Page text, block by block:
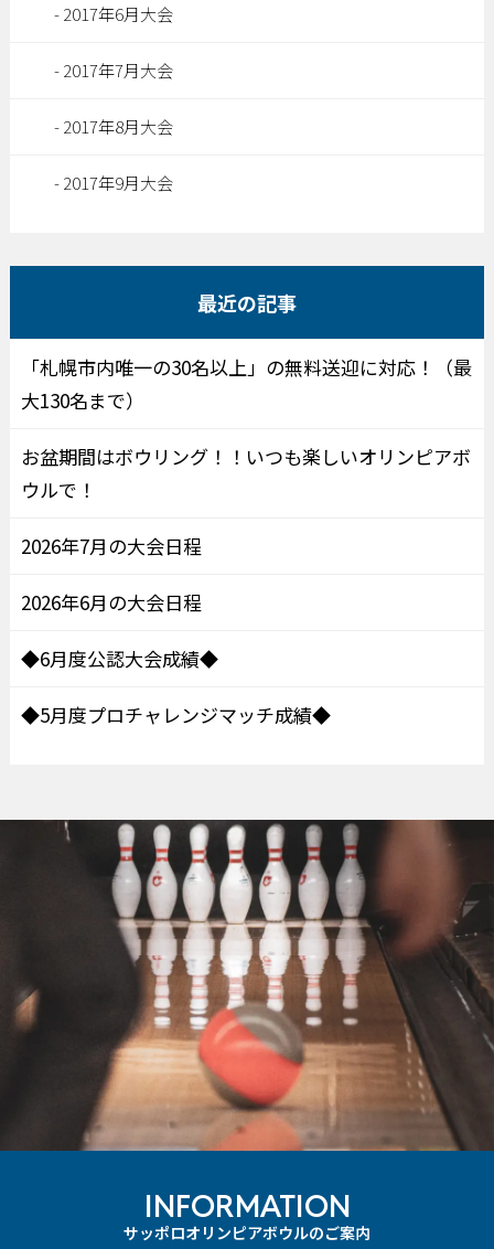
2017年6月大会
2017年7月大会
2017年8月大会
2017年9月大会
最近の記事
「札幌市内唯一の30名以上」の無料送迎に対応！（最
大130名まで）
お盆期間はボウリング！！いつも楽しいオリンピアボ
ウルで！
2026年7月の大会日程
2026年6月の大会日程
◆6月度公認大会成績◆
◆5月度プロチャレンジマッチ成績◆
INFORMATION
サッポロオリンピアボウルのご案内